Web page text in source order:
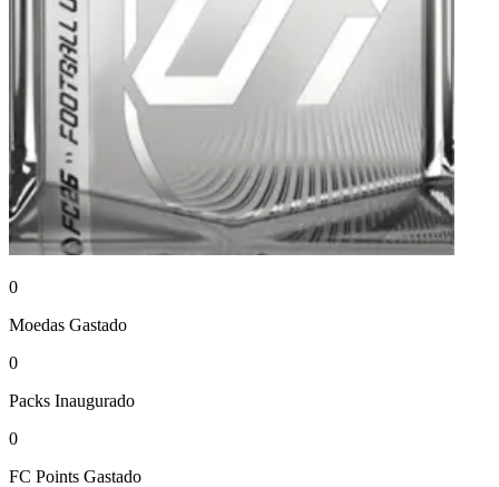
0
Moedas Gastado
0
Packs Inaugurado
0
FC Points Gastado